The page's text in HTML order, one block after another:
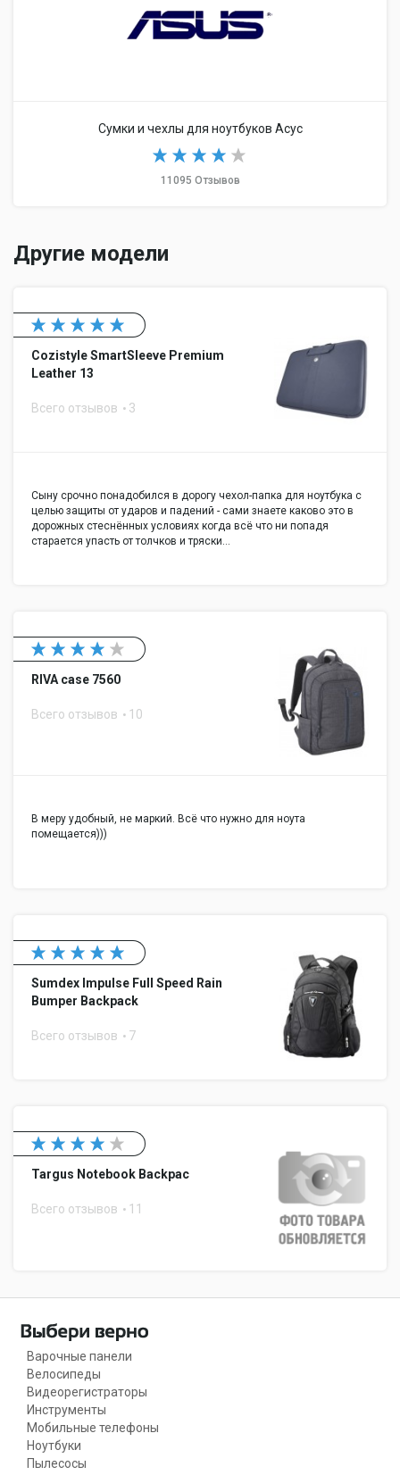
Сумки и чехлы для ноутбуков Асус
11095 Отзывов
Другие модели
Cozistyle SmartSleeve Premium
Leather 13
Всего отзывов 3
Сыну срочно понадобился в дорогу чехол-папка для ноутбука с
целью защиты от ударов и падений - сами знаете каково это в
дорожных стеснённых условиях когда всё что ни попадя
старается упасть от толчков и тряски…
RIVA case 7560
Всего отзывов 10
В меру удобный, не маркий. Всё что нужно для ноута
помещается)))
Sumdex Impulse Full Speed Rain
Bumper Backpack
Всего отзывов 7
Targus Notebook Backpac
Всего отзывов 11
Варочные панели
Велосипеды
Видеорегистраторы
Инструменты
Мобильные телефоны
Ноутбуки
Пылесосы